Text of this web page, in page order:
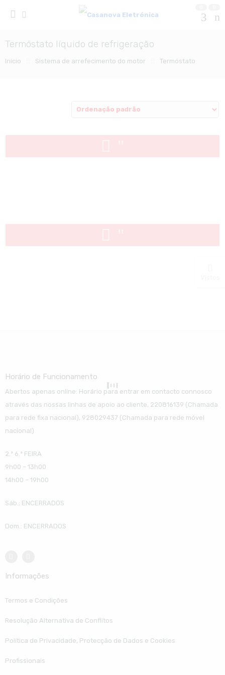
Termóstato líquido de refrigeração
Início Sistema de arrefecimento do motor Termóstato
Horário de Funcionamento
Abertos apenas online: Horário para entrar em contacto connosco
através das nossas linhas de apoio ao cliente, 220816139 (Chamada
para rede fixa nacional), 928029437 (Chamada para rede móvel
nacional)
2.ª 6.ª FEIRA
9h00 – 13h00
14h00 – 19h00
Sáb.: ENCERRADOS
Dom.: ENCERRADOS
Informações
Termos e Condições
Resolução Alternativa de Conflitos
Política de Privacidade, Protecção de Dados e Cookies
Profissionais